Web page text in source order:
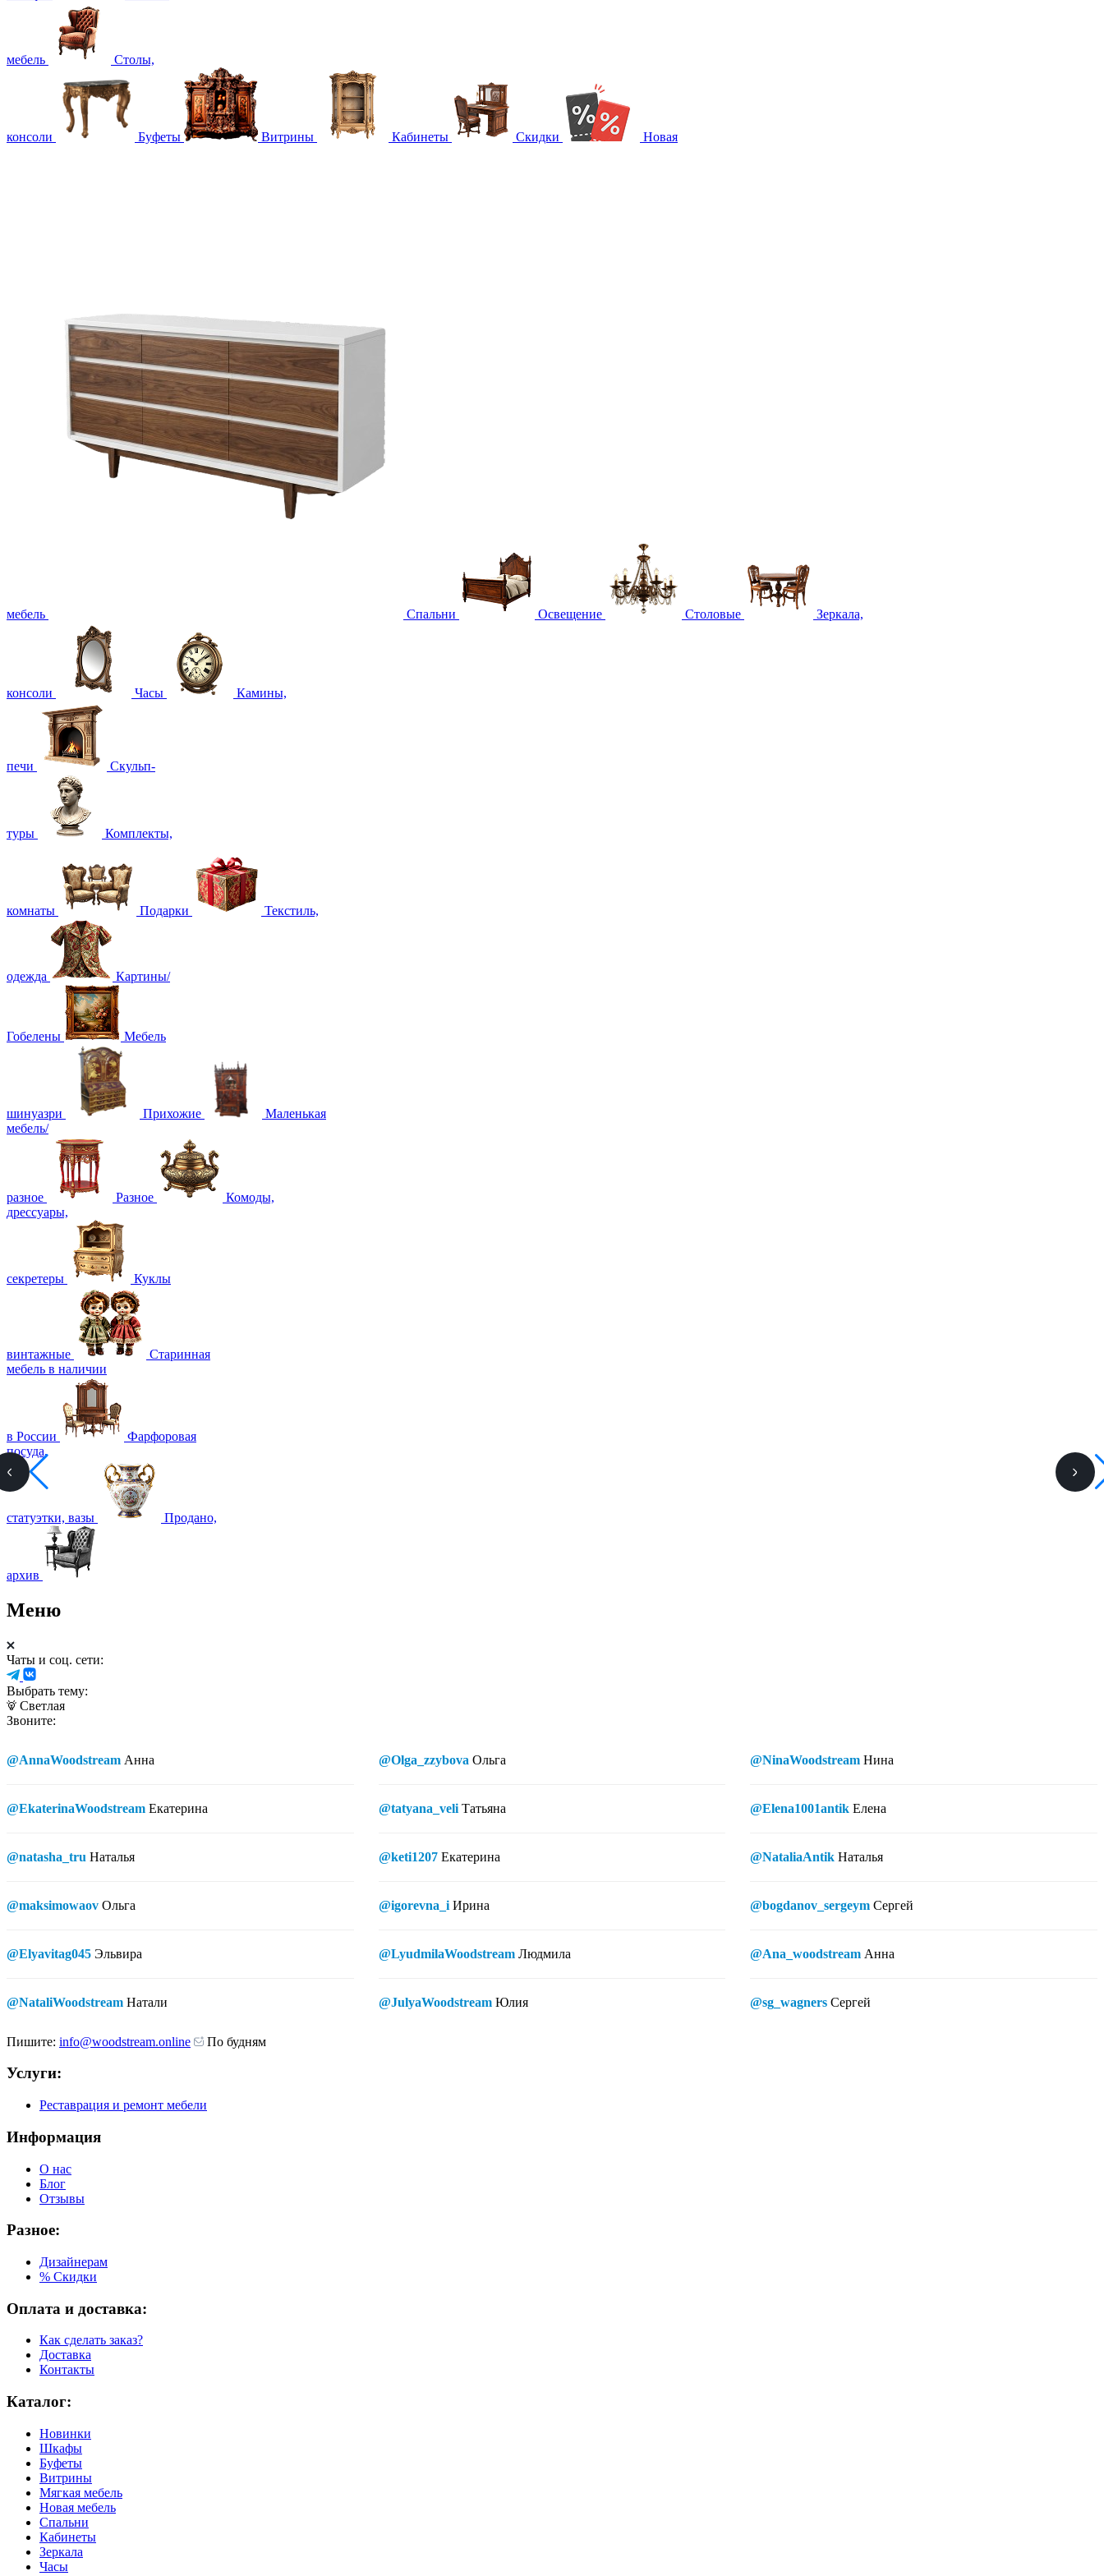
мебель Столы,
консоли Буфеты Витрины Кабинеты Скидки Новая
мебель Спальни Освещение Столовые Зеркала,
консоли Часы Камины,
печи Скульп-
туры Комплекты,
комнаты Подарки Текстиль,
одежда Картины/
Гобелены Мебель
шинуазри Прихожие
Маленькая
мебель/
разное Разное
Комоды,
дрессуары,
секретеры Куклы
винтажные
Старинная
мебель в наличии
в России
Фарфоровая
посуда,
статуэтки, вазы Продано,
архив
Меню
Чаты и соц. сети:
Выбрать тему:
Светлая
Звоните:
@AnnaWoodstream Анна
@EkaterinaWoodstream Екатерина
@natasha_tru Наталья
@maksimowaov Ольга
@Elyavitag045 Эльвира
@NataliWoodstream Натали
@Olga_zzybova Ольга
@tatyana_veli Татьяна
@keti1207 Екатерина
@igorevna_i Ирина
@LyudmilaWoodstream Людмила
@JulyaWoodstream Юлия
@NinaWoodstream Нина
@Elena1001antik Елена
@NataliaAntik Наталья
@bogdanov_sergeym Сергей
@Ana_woodstream Анна
@sg_wagners Сергей
Пишите: info@woodstream.online По будням
Услуги:
Реставрация и ремонт мебели
Информация
О нас
Блог
Отзывы
Разное:
Дизайнерам
% Скидки
Оплата и доставка:
Как сделать заказ?
Доставка
Контакты
Каталог:
Новинки
Шкафы
Буфеты
Витрины
Мягкая мебель
Новая мебель
Спальни
Кабинеты
Зеркала
Часы